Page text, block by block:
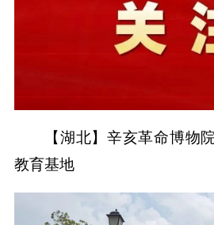
【湖北】辛亥革命博物
教育基地